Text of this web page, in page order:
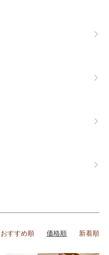
おすすめ順 価格順 新着順